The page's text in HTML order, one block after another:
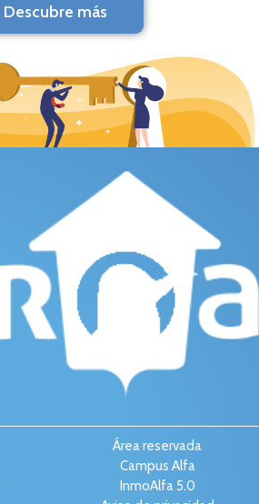
Descubre más
Área reservada
Campus Alfa
InmoAlfa 5.0